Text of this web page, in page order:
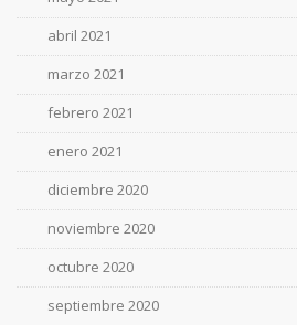
abril 2021
marzo 2021
febrero 2021
enero 2021
diciembre 2020
noviembre 2020
octubre 2020
septiembre 2020